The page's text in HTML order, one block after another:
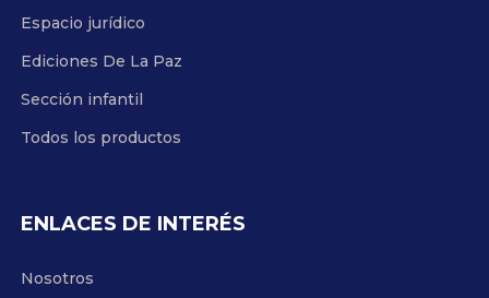
Espacio jurídico
Ediciones De La Paz
Sección infantil
Todos los productos
ENLACES DE INTERÉS
Nosotros